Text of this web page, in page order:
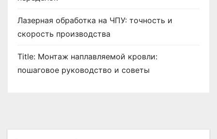
Лазерная обработка на ЧПУ: точность и
скорость производства
Title: Монтаж наплавляемой кровли:
пошаговое руководство и советы